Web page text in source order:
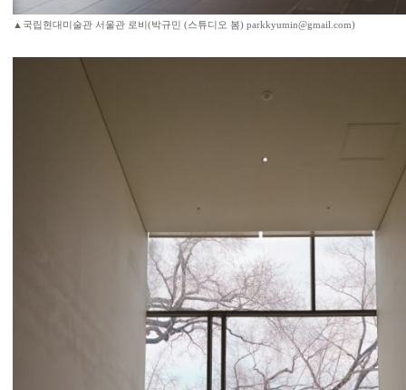
▲국립현대미술관 서울관 로비(박규민 (스튜디오 봄) parkkyumin@gmail.com)